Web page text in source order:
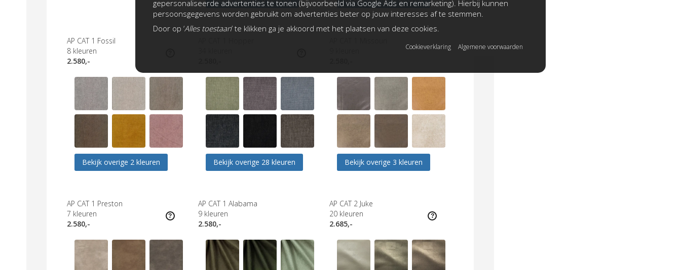
AP CAT 1 Fossil
8 kleuren
2.580,-
Bekijk overige 2 kleuren Bekijk overige 28 kleuren Bekijk overige 3 kleuren
AP CAT 1 Preston
7 kleuren
2.580,-
AP CAT 1 Alabama
9 kleuren
2.580,-
AP CAT 2 Juke
20 kleuren
2.685,-
gepersonaliseerde advertenties te tonen (bijvoorbeeld via Google Ads en remarketing). Hierbij kunnen
persoonsgegevens worden gebruikt om advertenties beter op jouw interesses af te stemmen.
Door op ‘Alles toestaan’ te klikken ga je akkoord met het plaatsen van deze cookies.
Cookieverklaring Algemene voorwaarden